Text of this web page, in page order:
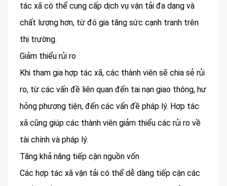
tác xã có thể cung cấp dịch vụ vận tải đa dạng và
chất lượng hơn, từ đó gia tăng sức cạnh tranh trên
thị trường.
Giảm thiểu rủi ro
Khi tham gia hợp tác xã, các thành viên sẽ chia sẻ rủi
ro, từ các vấn đề liên quan đến tai nạn giao thông, hư
hỏng phương tiện, đến các vấn đề pháp lý. Hợp tác
xã cũng giúp các thành viên giảm thiểu các rủi ro về
tài chính và pháp lý.
Tăng khả năng tiếp cận nguồn vốn
Các hợp tác xã vận tải có thể dễ dàng tiếp cận các